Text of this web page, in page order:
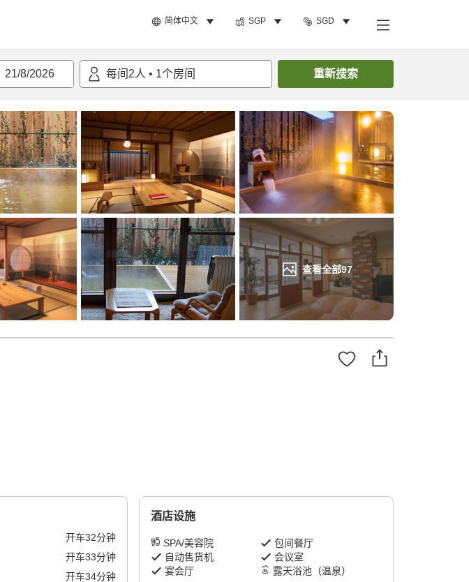
简体中文 SGP SGD
21/8/2026 每间 2人 • 1个房间 重新搜索
查看全部97
搜索客房
开车32分钟
开车33分钟
开车34分钟
酒店设施
SPA/美容院
包间餐厅
自动售货机
会议室
宴会厅
露天浴池（温泉）